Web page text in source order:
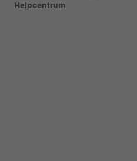
Helpcentrum